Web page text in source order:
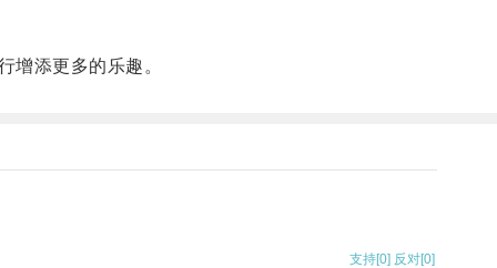
添更多的乐趣。
支持[0] 反对[0]